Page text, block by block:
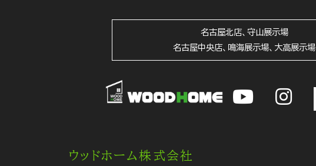
名古屋北店、守山展示場
名古屋中央店、鳴海展示場、大高展示場
ウッドホーム株式会社